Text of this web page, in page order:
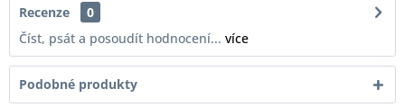
Recenze
0
Číst, psát a posoudít hodnocení... více
Podobné produkty